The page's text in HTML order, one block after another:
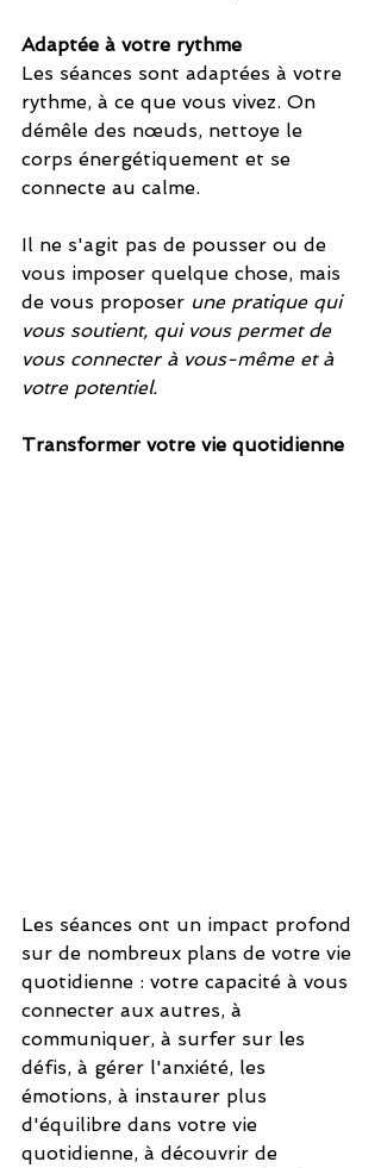
Adaptée à votre rythme
Les séances sont adaptées à votre
rythme, à ce que vous vivez. On
démêle des nœuds, nettoye le
corps énergétiquement et se
connecte au calme.
Il ne s'agit pas de pousser ou de
vous imposer quelque chose, mais
de vous proposer une pratique qui
vous soutient, qui vous permet de
vous connecter à vous-même et à
votre potentiel.
Transformer votre vie quotidienne
Les séances ont un impact profond
sur de nombreux plans de votre vie
quotidienne : votre capacité à vous
connecter aux autres, à
communiquer, à surfer sur les
défis, à gérer l'anxiété, les
émotions, à instaurer plus
d'équilibre dans votre vie
quotidienne, à découvrir de